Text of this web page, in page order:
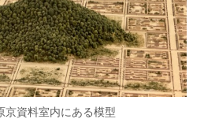
資料室内にある模型